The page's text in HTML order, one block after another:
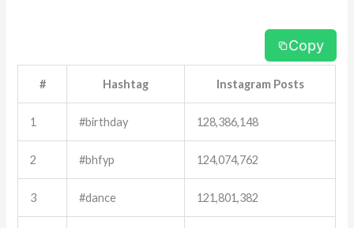
Copy
# Hashtag Instagram Posts
1 #birthday 128,386,148
2 #bhfyp 124,074,762
3 #dance 121,801,382